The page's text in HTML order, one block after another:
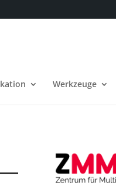
Werkzeuge